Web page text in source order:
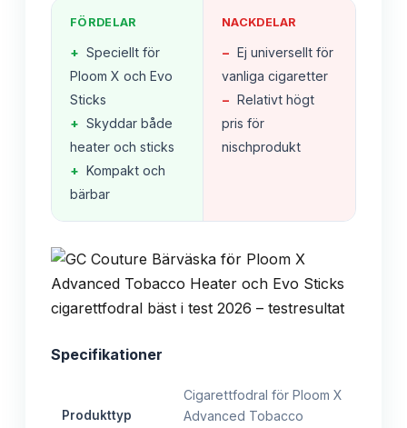
FÖRDELAR
+ Speciellt för
Ploom X och Evo
Sticks
+ Skyddar både
heater och sticks
+ Kompakt och
bärbar
NACKDELAR
− Ej universellt för
vanliga cigaretter
− Relativt högt
pris för
nischprodukt
Specifikationer
Produkttyp
Cigarettfodral för Ploom X
Advanced Tobacco